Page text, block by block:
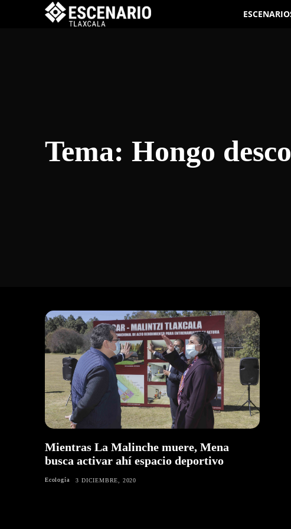
Tema: Hongo
Mientras La Malinche muere, Mena
busca activar ahí espacio deportivo
Ecología 3 DICIEMBRE, 2020